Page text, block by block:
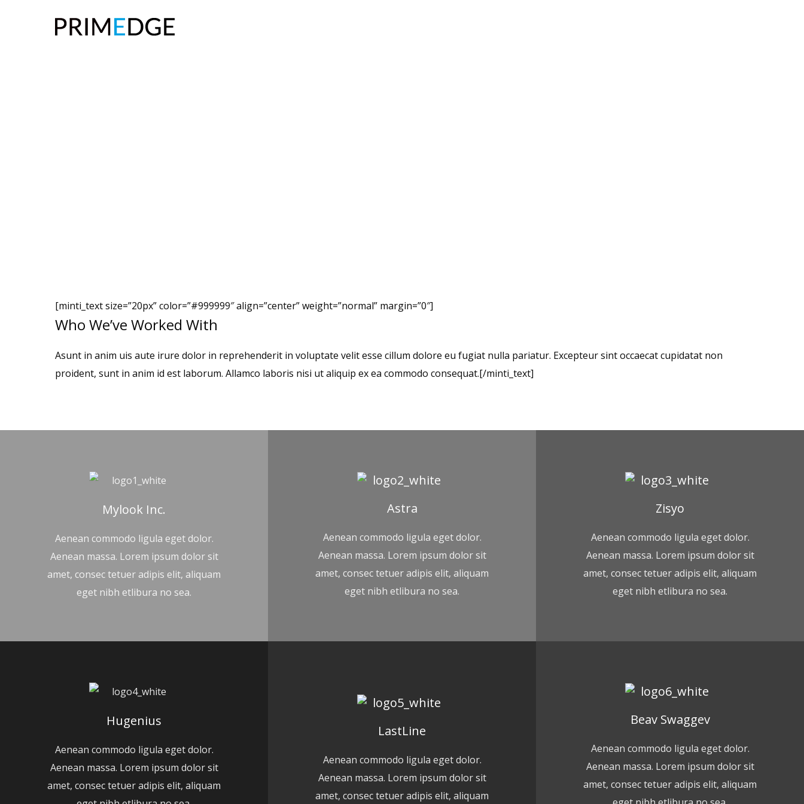
[minti_text size=”20px” color=”#999999″ align=”center” weight=”normal” margin=”0″]
Who We’ve Worked With
Asunt in anim uis aute irure dolor in reprehenderit in voluptate velit esse cillum dolore eu fugiat nulla pariatur. Excepteur sint occaecat cupidatat non
proident, sunt in anim id est laborum. Allamco laboris nisi ut aliquip ex ea commodo consequat.[/minti_text]
Mylook Inc.
Aenean commodo ligula eget dolor.
Aenean massa. Lorem ipsum dolor sit
amet, consec tetuer adipis elit, aliquam
eget nibh etlibura no sea.
Astra
Aenean commodo ligula eget dolor.
Aenean massa. Lorem ipsum dolor sit
amet, consec tetuer adipis elit, aliquam
eget nibh etlibura no sea.
Zisyo
Aenean commodo ligula eget dolor.
Aenean massa. Lorem ipsum dolor sit
amet, consec tetuer adipis elit, aliquam
eget nibh etlibura no sea.
Hugenius
Aenean commodo ligula eget dolor.
Aenean massa. Lorem ipsum dolor sit
amet, consec tetuer adipis elit, aliquam
LastLine
Aenean commodo ligula eget dolor.
Aenean massa. Lorem ipsum dolor sit
amet, consec tetuer adipis elit, aliquam
Beav Swaggev
Aenean commodo ligula eget dolor.
Aenean massa. Lorem ipsum dolor sit
amet, consec tetuer adipis elit, aliquam